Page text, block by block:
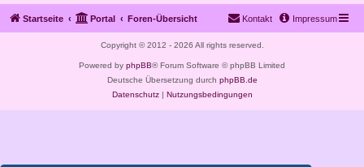
Startseite Portal Foren-Übersicht Impressum
Kontakt
Copyright © 2012 - 2026 All rights reserved.
Powered by phpBB® Forum Software © phpBB Limited
Deutsche Übersetzung durch phpBB.de
Datenschutz| Nutzungsbedingungen